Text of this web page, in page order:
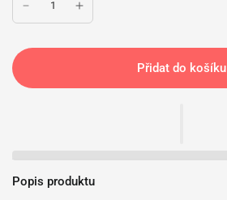
Přidat do košíku
Popis produktu